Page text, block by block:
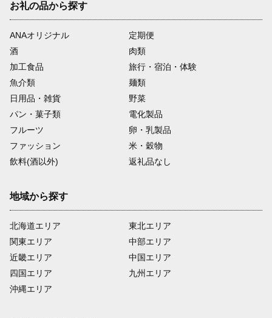
お礼の品から探す
ANAオリジナル
定期便
酒
肉類
加工食品
旅行・宿泊・体験
魚介類
麺類
日用品・雑貨
野菜
パン・菓子類
電化製品
フルーツ
卵・乳製品
ファッション
米・穀物
飲料(酒以外)
返礼品なし
地域から探す
北海道エリア
関東エリア
近畿エリア
四国エリア
沖縄エリア
東北エリア
中部エリア
中国エリア
九州エリア